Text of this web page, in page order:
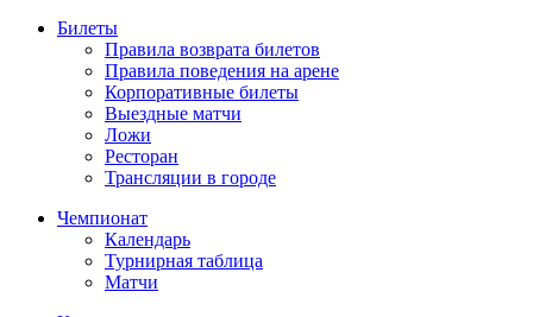
Билеты
Правила возврата билетов
Правила поведения на арене
Корпоративные билеты
Выездные матчи
Ложи
Ресторан
Трансляции в городе
Чемпионат
Календарь
Турнирная таблица
Матчи